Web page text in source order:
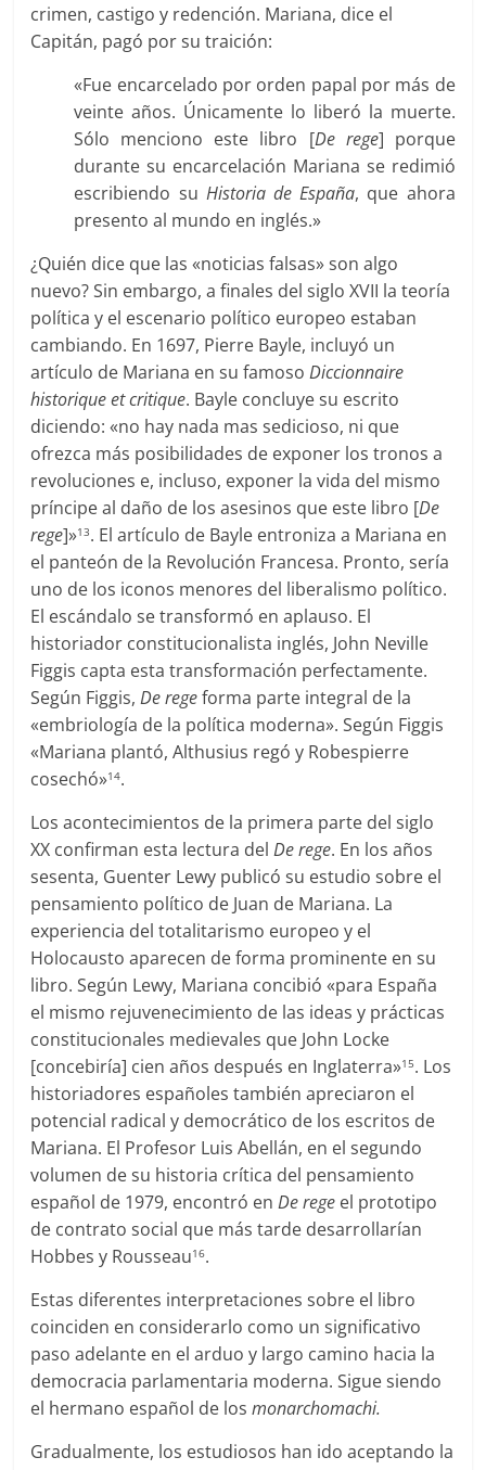
crimen, castigo y redención. Mariana, dice el
Capitán, pagó por su traición:
«Fue encarcelado por orden papal por más de
veinte años. Únicamente lo liberó la muerte.
Sólo menciono este libro [De rege] porque
durante su encarcelación Mariana se redimió
escribiendo su Historia de España, que ahora
presento al mundo en inglés.»
¿Quién dice que las «noticias falsas» son algo
nuevo? Sin embargo, a finales del siglo XVII la teoría
política y el escenario político europeo estaban
cambiando. En 1697, Pierre Bayle, incluyó un
artículo de Mariana en su famosoDiccionnaire
historique et critique. Bayle concluye su escrito
diciendo: «no hay nada mas sedicioso, ni que
ofrezca más posibilidades de exponer los tronos a
revoluciones e, incluso, exponer la vida del mismo
príncipe al daño de los asesinos que este libro [De
rege]»13. El artículo de Bayle entroniza a Mariana en
el panteón de la Revolución Francesa. Pronto, sería
uno de los iconos menores del liberalismo político.
El escándalo se transformó en aplauso. El
historiador constitucionalista inglés, John Neville
Figgis capta esta transformación perfectamente.
Según Figgis,De regeforma parte integral de la
«embriología de la política moderna». Según Figgis
«Mariana plantó, Althusius regó y Robespierre
cosechó»14.
Los acontecimientos de la primera parte del siglo
XX confirman esta lectura delDe rege. En los años
sesenta, Guenter Lewy publicó su estudio sobre el
pensamiento político de Juan de Mariana. La
experiencia del totalitarismo europeo y el
Holocausto aparecen de forma prominente en su
libro. Según Lewy, Mariana concibió «para España
el mismo rejuvenecimiento de las ideas y prácticas
constitucionales medievales que John Locke
[concebiría] cien años después en Inglaterra»15. Los
historiadores españoles también apreciaron el
potencial radical y democrático de los escritos de
Mariana. El Profesor Luis Abellán, en el segundo
volumen de su historia crítica del pensamiento
español de 1979, encontró enDe rege el prototipo
de contrato social que más tarde desarrollarían
Hobbes y Rousseau16.
Estas diferentes interpretaciones sobre el libro
coinciden en considerarlo como un significativo
paso adelante en el arduo y largo camino hacia la
democracia parlamentaria moderna. Sigue siendo
el hermano español de losmonarchomachi.
Gradualmente, los estudiosos han ido aceptando la